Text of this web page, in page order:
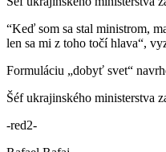
“Keď som sa stal ministrom,
len sa mi z toho točí hlava“,
Formuláciu „dobyť svet“
Šéf ukrajinského ministerstva
-red2-